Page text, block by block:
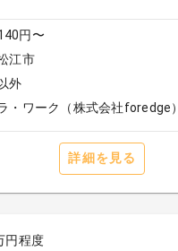
円〜
江市
外
・ワーク（株式会社foredge）
詳細を見る
円程度